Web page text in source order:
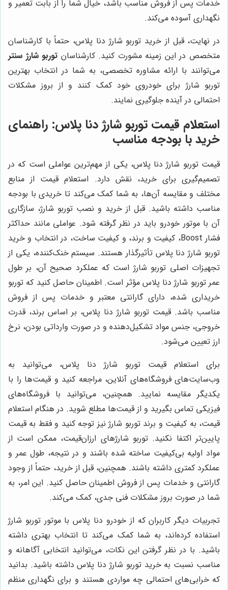
خدمات پس از فروش مناسب باشد، خیال شما را از بابت تعمیر و
نگهداری آسوده می‌کند.
در نهایت، قبل از خرید توربو شارژ دنا پلاس، حتماً با کارشناسان
متخصص در این زمینه مشورت کنید. کارشناسان توربو شارژ سنتر
می‌توانند با ارائه مشاوره تخصصی، به شما در انتخاب بهترین
توربو شارژ برای خودروی خود کمک کنند و از بروز مشکلات
احتمالی در آینده جلوگیری نمایند.
استعلام قیمت توربو شارژ دنا پلاس: راهنمای
خرید با بودجه مناسب
قیمت توربو شارژ دنا پلاس، یکی از مهم‌ترین عواملی است که در
تصمیم‌گیری برای خرید، نقش دارد. استعلام قیمت از منابع
مختلف و مقایسه آن‌ها، به شما کمک می‌کند تا خریدی با بودجه
مناسب داشته باشید. قبل از خرید و نصب توربو شارژ، سازگاری
آن با موتور خودرو باید در نظر گرفته شود. عواملی مانند حداکثر
فشار Boost، کیفیت و برند، و کیفیت ساخت، در انتخاب و خرید
توربو شارژ دنا پلاس تأثیرگذار هستند. سیستم خنک‌کننده، یکی از
تجهیزات اصلی توربو شارژ است که عملکرد صحیح آن، بر طول
عمر توربو شارژ دنا پلاس مؤثر است. اطمینان حاصل کنید که توربو
خریداری شده، دارای گارانتی معتبر و خدمات پس از فروش
مناسب باشد. قیمت توربو شارژ دنا پلاس، بر اساس برند، قدرت
خروجی، جنس مواد تشکیل‌دهنده و در صورت وارداتی بودن، نرخ
ارز تعیین می‌شود.
برای استعلام قیمت توربو شارژ دنا پلاس، می‌توانید به
وب‌سایت‌های فروشگاه‌های آنلاین، مراجعه کنید و قیمت‌ها را با
یکدیگر مقایسه نمایید. همچنین، می‌توانید با فروشگاه‌های
فیزیکی تماس بگیرید و از قیمت‌ها مطلع شوید. در هنگام استعلام
قیمت، به کیفیت و برند توربو شارژ نیز توجه کنید و فقط به قیمت
پایین‌تر اکتفا نکنید. توربو شارژهای ارزان‌قیمت، ممکن است از
مواد اولیه بی‌کیفیت ساخته شده باشند و در نتیجه، طول عمر و
عملکرد کمتری داشته باشند. همچنین، قبل از خرید، حتماً از وجود
گارانتی و خدمات پس از فروش اطمینان حاصل کنید. این امر، به
شما در صورت بروز مشکلات فنی جدی، کمک می‌کند.
تجربیات دیگر کاربران که از خودرو دنا پلاس با موتور توربو شارژ
استفاده کرده‌اند، به شما کمک می‌کند تا انتخاب بهتری داشته
باشید. با در نظر گرفتن این نکات، می‌توانید انتخابی آگاهانه و
مناسب نسبت به خرید توربو شارژ دنا پلاس داشته باشید. بدانید
که خرابی‌های احتمالی چه مواردی هستند و برای نگهداری منظم